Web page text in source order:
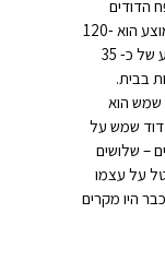
בשוק נעים בין 80 ל – 300 ליטר, שהממוצע הוא 120-
בבית.